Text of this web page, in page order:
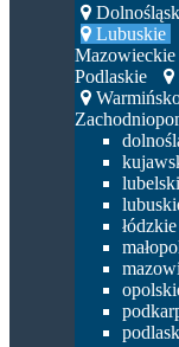
Lubuskie
Mazowieckie
Podlaskie
łódzkie